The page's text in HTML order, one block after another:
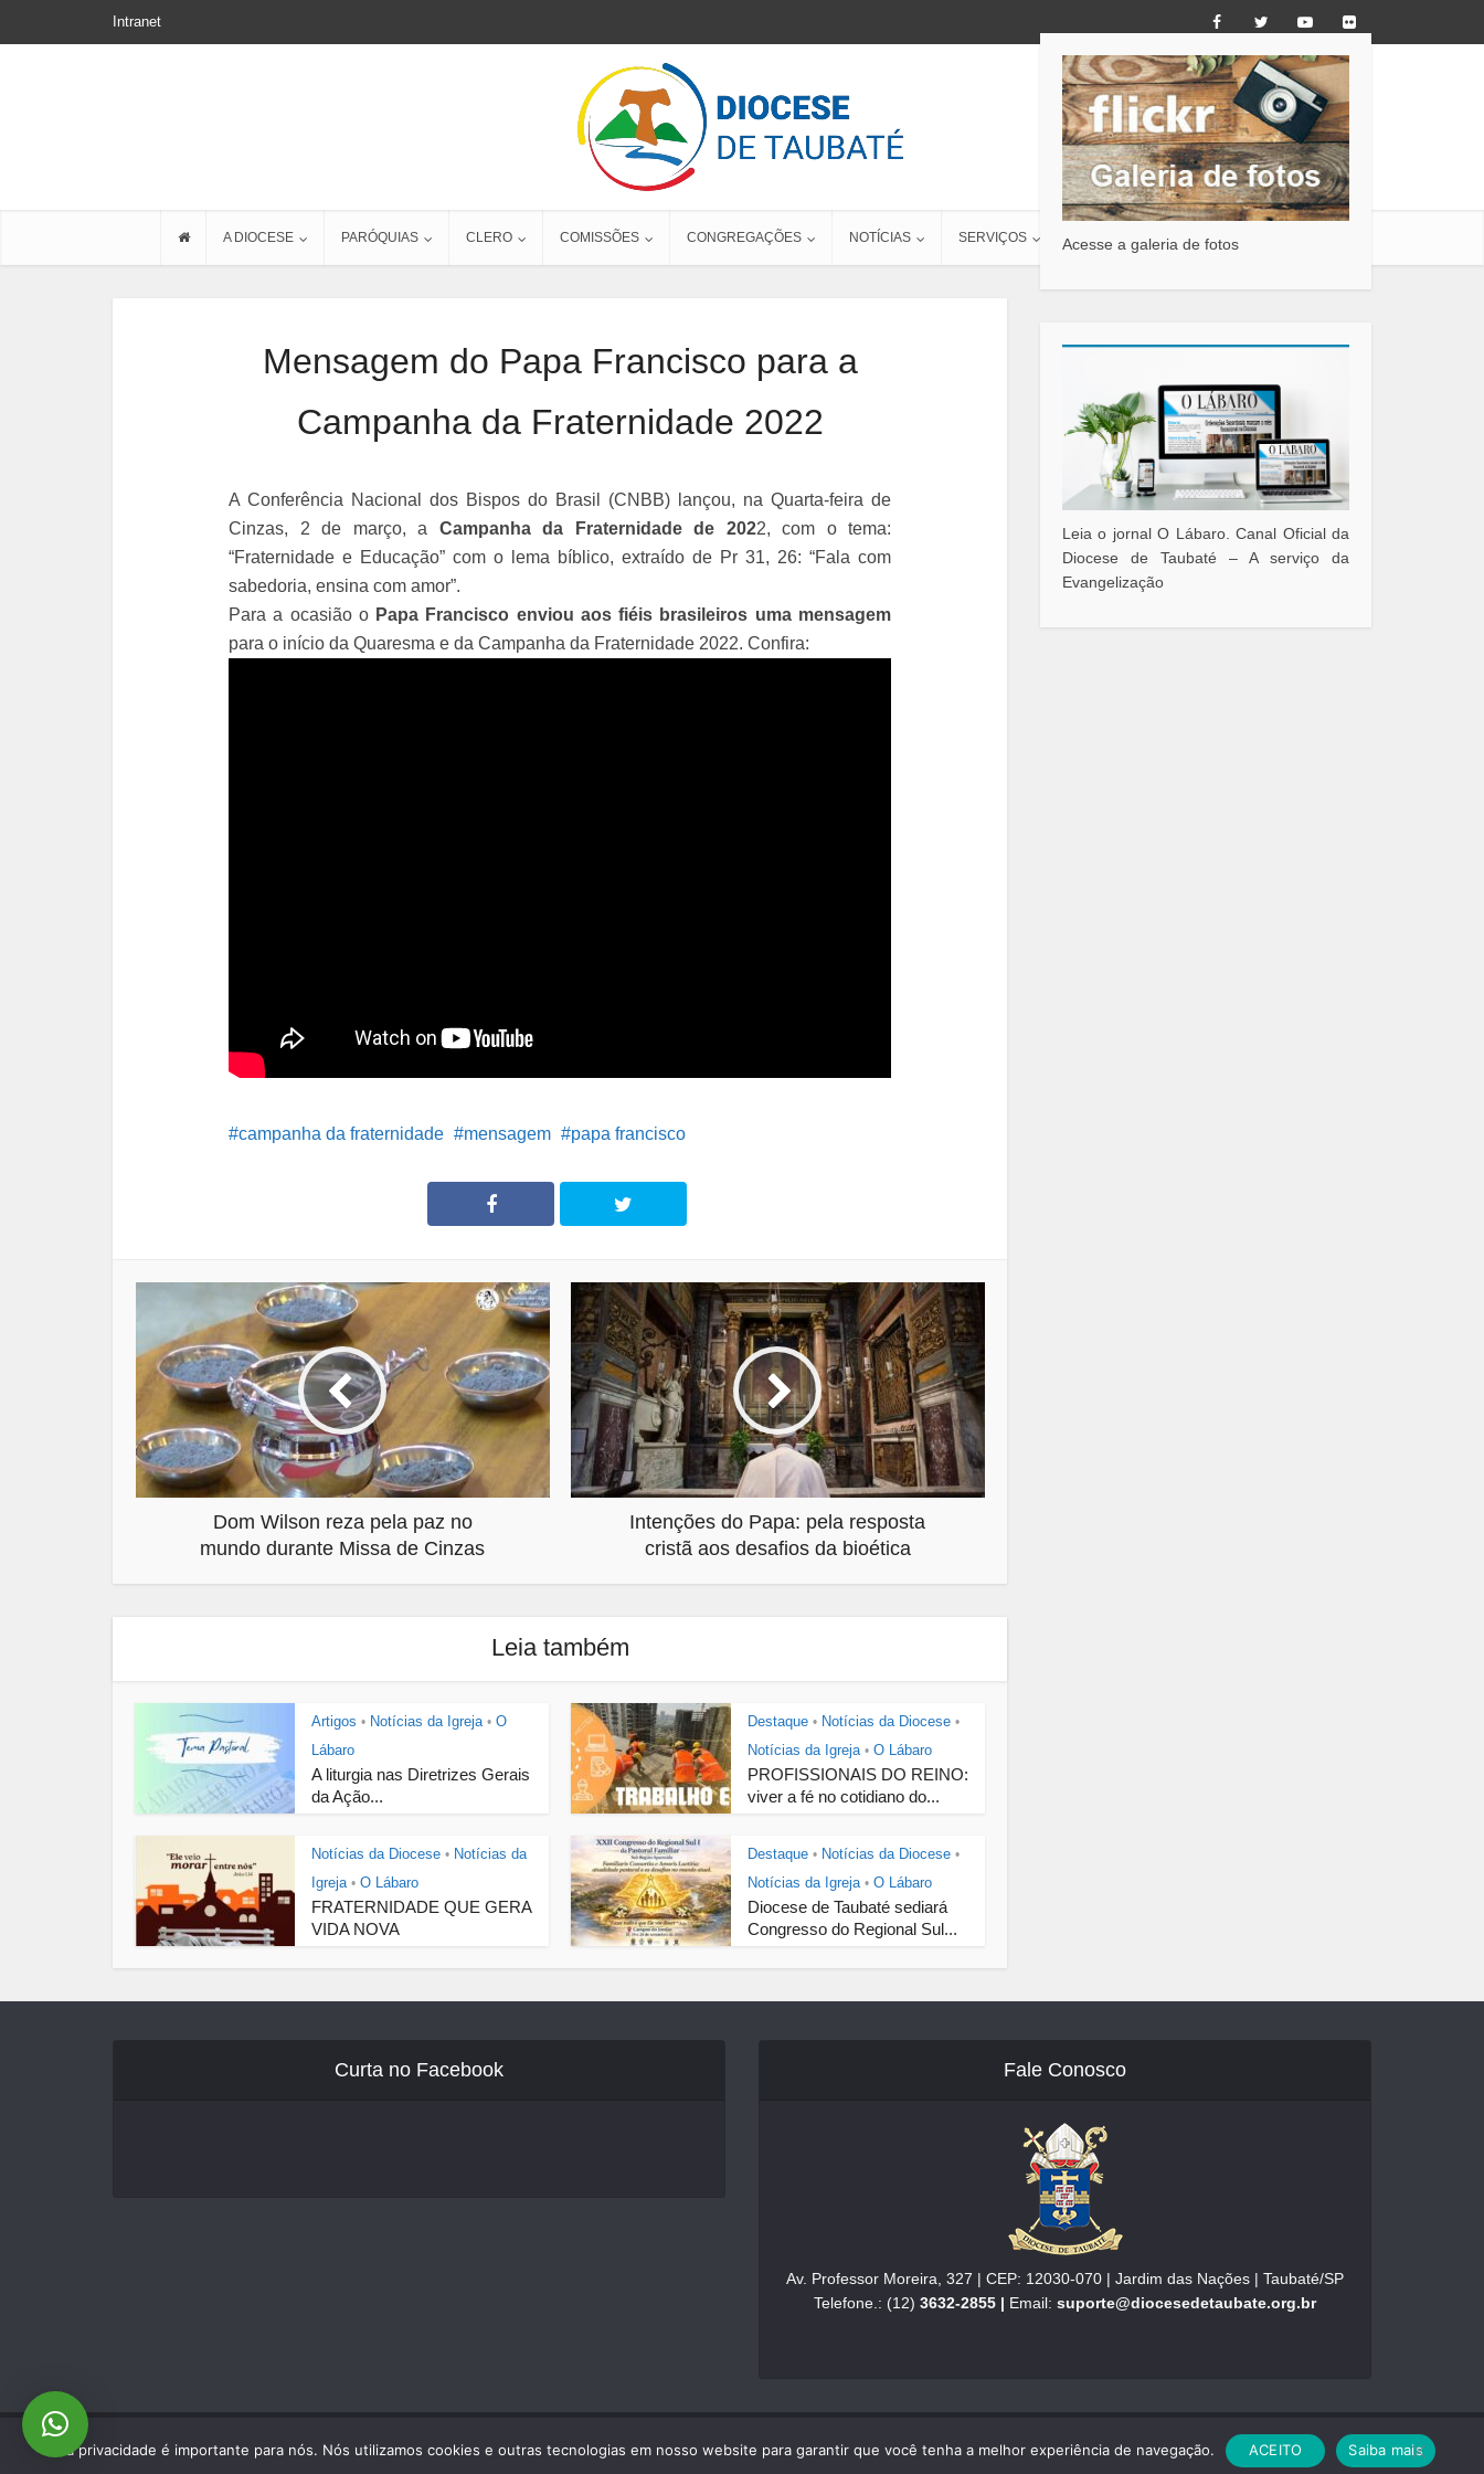
Intranet
A DIOCESE PARÓQUIAS CLERO COMISSÕES CONGREGAÇÕES NOTÍCIAS SERVIÇOS CONTATO
Mensagem do Papa Francisco para a
Campanha da Fraternidade 2022
A Conferência Nacional dos Bispos do Brasil (CNBB) lançou, na Quarta-feira de
Cinzas, 2 de março, a Campanha da Fraternidade de 2022, com o tema:
“Fraternidade e Educação” com o lema bíblico, extraído de Pr 31, 26: “Fala com
sabedoria, ensina com amor”.
Para a ocasião o Papa Francisco enviou aos fiéis brasileiros uma mensagem
para o início da Quaresma e da Campanha da Fraternidade 2022. Confira:
campanha da fraternidade mensagem papa francisco
Dom Wilson reza pela paz no
mundo durante Missa de Cinzas
Intenções do Papa: pela resposta
cristã aos desafios da bioética
Leia também
Artigos • Notícias da Igreja • O
Lábaro
A liturgia nas Diretrizes Gerais
da Ação...
Destaque • Notícias da Diocese •
Notícias da Igreja • O Lábaro
PROFISSIONAIS DO REINO:
viver a fé no cotidiano do...
Notícias da Diocese • Notícias da
Igreja • O Lábaro
FRATERNIDADE QUE GERA
VIDA NOVA
Destaque • Notícias da Diocese •
Notícias da Igreja • O Lábaro
Diocese de Taubaté sediará
Congresso do Regional Sul...
Acesse a galeria de fotos
Leia o jornal O Lábaro. Canal Oficial da
Diocese de Taubaté – A serviço da
Evangelização
Curta no Facebook Fale Conosco
Av. Professor Moreira, 327 | CEP: 12030-070 | Jardim das Nações | Taubaté/SP
Telefone.: (12) 3632-2855 | Email: suporte@diocesedetaubate.org.br
Sua privacidade é importante para nós. Nós utilizamos cookies e outras tecnologias em nosso website para garantir que você tenha a melhor experiência de navegação. ACEITO Saiba mais